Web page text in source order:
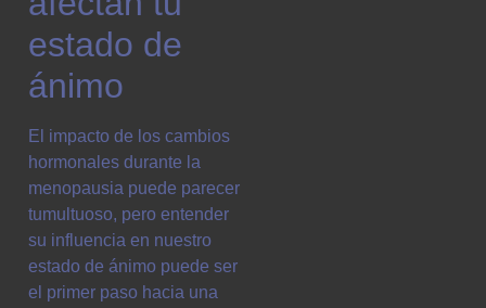
estado de
ánimo
El impacto de los cambios
hormonales durante la
menopausia puede parecer
tumultuoso, pero entender
su influencia en nuestro
estado de ánimo puede ser
el primer paso hacia una